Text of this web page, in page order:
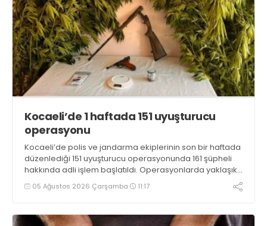
Kocaeli’de 1 haftada 151 uyuşturucu
operasyonu
Kocaeli’de polis ve jandarma ekiplerinin son bir haftada
düzenlediği 151 uyuşturucu operasyonunda 161 şüpheli
hakkında adli işlem başlatıldı. Operasyonlarda yaklaşık
2 kilogram uyuşturucu madde ile 121 kök kenevir bitkisi
ele geçirilirken, 9 şüpheli tutuklandı
05 Ağustos 2026 Çarşamba 11:17